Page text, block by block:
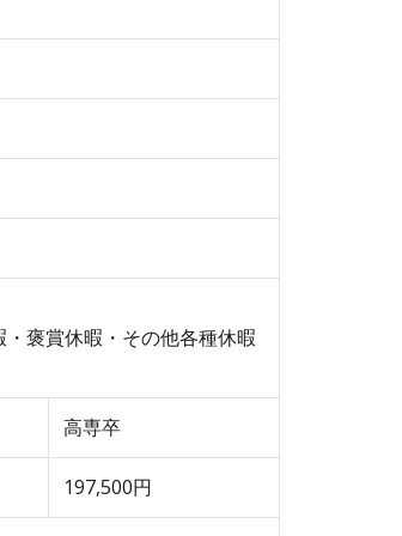
褒賞休暇・その他各種休暇
高専卒
197,500円